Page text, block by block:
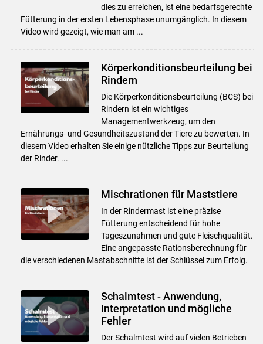
dies zu erreichen, ist eine bedarfsgerechte
Fütterung in der ersten Lebensphase unumgänglich. In diesem
Video wird gezeigt, wie man am ...
Körperkonditionsbeurteilung bei
Rindern
Die Körperkonditionsbeurteilung (BCS) bei
Rindern ist ein wichtiges
Managementwerkzeug, um den
Ernährungs- und Gesundheitszustand der Tiere zu bewerten. In
diesem Video erhalten Sie einige nützliche Tipps zur Beurteilung
der Rinder. ...
Mischrationen für Maststiere
In der Rindermast ist eine präzise
Fütterung entscheidend für hohe
Tageszunahmen und gute Fleischqualität.
Eine angepasste Rationsberechnung für
die verschiedenen Mastabschnitte ist der Schlüssel zum Erfolg.
Schalmtest - Anwendung,
Interpretation und mögliche
Fehler
Der Schalmtest wird auf vielen Betrieben